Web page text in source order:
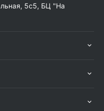
5с5, БЦ "На